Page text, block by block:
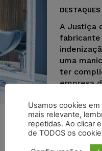
DESTAQUES
A Justiça
fabricante
uma
ter
empresa
Usamos cookies
mais relevante,
repetidas. Ao clicar
de TODOS os